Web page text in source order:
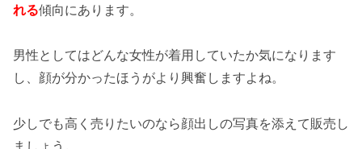
れる傾向にあります。
男性としてはどんな女性が着用していたか気になります
し、顔が分かったほうがより興奮しますよね。
少しでも高く売りたいのなら顔出しの写真を添えて販売し